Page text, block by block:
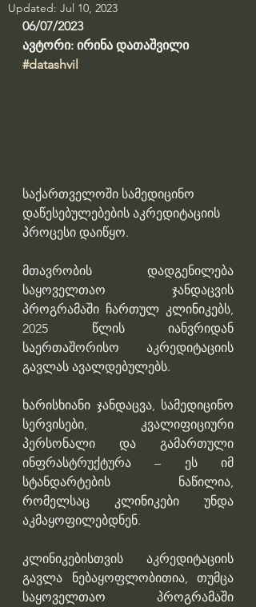
Updated: Jul 10, 2023
06/07/2023
ავტორი: ირინა დათაშვილი
#datashvil
საქართველოში სამედიცინო
დაწესებულებების აკრედიტაციის
პროცესი დაიწყო.
მთავრობის დადგენილება
საყოველთაო ჯანდაცვის
პროგრამაში ჩართულ კლინიკებს,
2025 წლის იანვრიდან
საერთაშორისო აკრედიტაციის
გავლას ავალდებულებს.
ხარისხიანი ჯანდაცვა, სამედიცინო
სერვისები, კვალიფიციური
პერსონალი და გამართული
ინფრასტრუქტურა – ეს იმ
სტანდარტების ნაწილია,
რომელსაც კლინიკები უნდა
აკმაყოფილებდნენ.
კლინიკებისთვის აკრედიტაციის
გავლა ნებაყოფლობითია, თუმცა
საყოველთაო პროგრამაში